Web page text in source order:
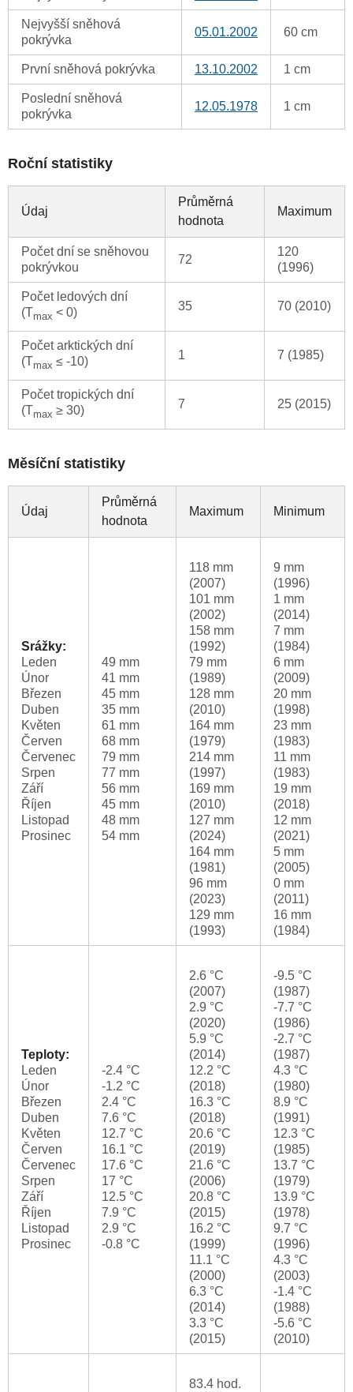
Nejvyšší sněhová
pokrývka
05.01.2002 60 cm
První sněhová pokrývka 13.10.2002 1 cm
Poslední sněhová
pokrývka
12.05.1978 1 cm
Roční statistiky
Údaj
Průměrná
hodnota
Maximum
Počet dní se sněhovou
pokrývkou
72
120
(1996)
Počet ledových dní
(Tmax < 0) 35 70 (2010)
Počet arktických dní
(Tmax ≤ -10) 1 7 (1985)
Počet tropických dní
(Tmax ≥ 30) 7 25 (2015)
Měsíční statistiky
Údaj
Průměrná
hodnota
Maximum Minimum
Srážky:
Leden
Únor
Březen
Duben
Květen
Červen
Červenec
Srpen
Září
Říjen
Listopad
Prosinec
49 mm
41 mm
45 mm
35 mm
61 mm
68 mm
79 mm
77 mm
56 mm
45 mm
48 mm
54 mm
118 mm
(2007)
101 mm
(2002)
158 mm
(1992)
79 mm
(1989)
128 mm
(2010)
164 mm
(1979)
214 mm
(1997)
169 mm
(2010)
127 mm
(2024)
164 mm
(1981)
96 mm
(2023)
129 mm
(1993)
9 mm
(1996)
1 mm
(2014)
7 mm
(1984)
6 mm
(2009)
20 mm
(1998)
23 mm
(1983)
11 mm
(1983)
19 mm
(2018)
12 mm
(2021)
5 mm
(2005)
0 mm
(2011)
16 mm
(1984)
Teploty:
Leden
Únor
Březen
Duben
Květen
Červen
Červenec
Srpen
Září
Říjen
Listopad
Prosinec
-2.4 °C
-1.2 °C
2.4 °C
7.6 °C
12.7 °C
16.1 °C
17.6 °C
17 °C
12.5 °C
7.9 °C
2.9 °C
-0.8 °C
2.6 °C
(2007)
2.9 °C
(2020)
5.9 °C
(2014)
12.2 °C
(2018)
16.3 °C
(2018)
20.6 °C
(2019)
21.6 °C
(2006)
20.8 °C
(2015)
16.2 °C
(1999)
11.1 °C
(2000)
6.3 °C
(2014)
3.3 °C
(2015)
-9.5 °C
(1987)
-7.7 °C
(1986)
-2.7 °C
(1987)
4.3 °C
(1980)
8.9 °C
(1991)
12.3 °C
(1985)
13.7 °C
(1979)
13.9 °C
(1978)
9.7 °C
(1996)
4.3 °C
(2003)
-1.4 °C
(1988)
-5.6 °C
(2010)
83.4 hod.